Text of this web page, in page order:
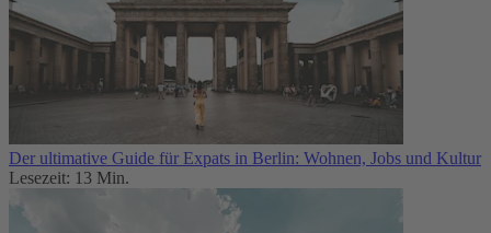
Der ultimative Guide für Expats in Berlin: Wohnen, Jobs und Kultur
Lesezeit: 13 Min.